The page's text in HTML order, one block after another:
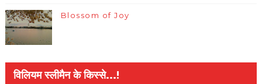
Blossom of Joy
विलियम स्लीमैन के किस्से...!